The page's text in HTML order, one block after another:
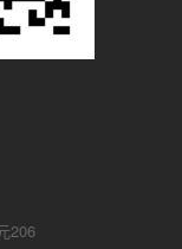
206